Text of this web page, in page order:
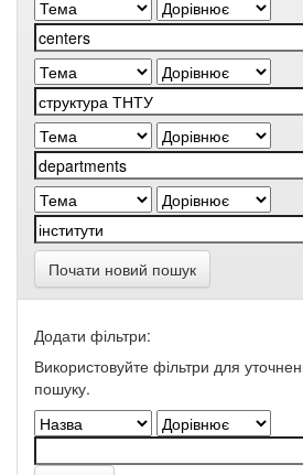
Почати новий пошук
Додати фільтри:
Використовуйте фільтри для
пошуку.